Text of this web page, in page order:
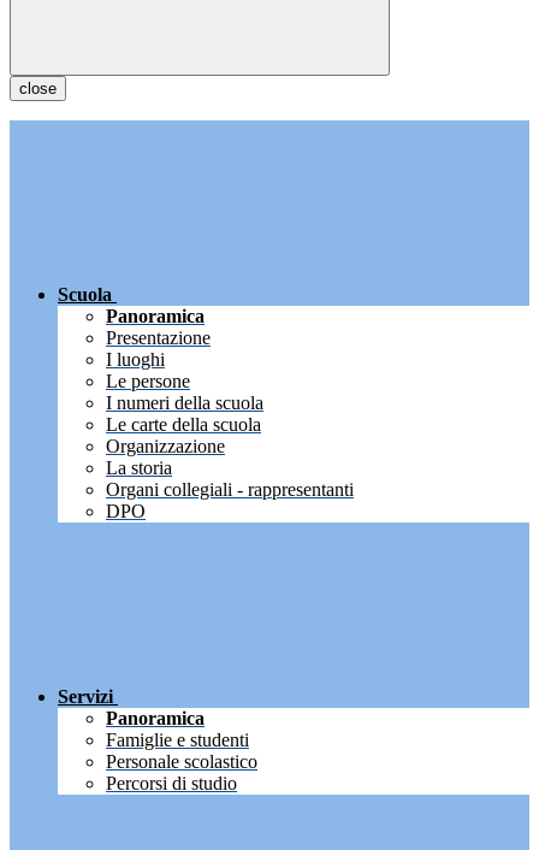
close
Scuola
Panoramica
Presentazione
I luoghi
Le persone
I numeri della scuola
Le carte della scuola
Organizzazione
La storia
Organi collegiali - rappresentanti
DPO
Servizi
Panoramica
Famiglie e studenti
Personale scolastico
Percorsi di studio